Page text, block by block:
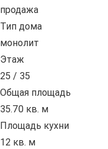
продажа
Тип дома
монолит
Этаж
25 / 35
Общая площадь
35.70 кв. м
Площадь кухни
12 кв. м